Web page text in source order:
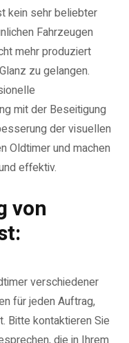
kein sehr beliebter
Fahrzeugen
mehr produziert
zu gelangen.
mit der Beseitigung
der visuellen
Oldtimer und machen
effektiv.
von
verschiedener
für jeden Auftrag,
Bitte kontaktieren Sie